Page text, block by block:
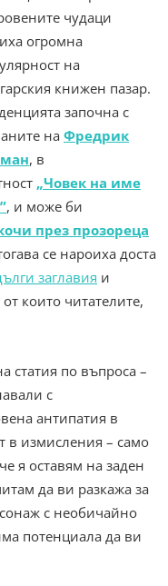
чудаци
огромна
на
книжен пазар.
започна с
на Фредрик
, в
„Човек на име
, и може би
през прозореца
се нароиха доста
заглавия и
които читателите,
статия по въпроса –
с
антипатия в
в измисления – само
я оставям на заден
да ви разкажа за
с необичайно
потенциала да ви